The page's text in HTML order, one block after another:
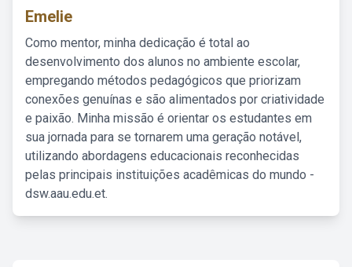
Emelie
Como mentor, minha dedicação é total ao
desenvolvimento dos alunos no ambiente escolar,
empregando métodos pedagógicos que priorizam
conexões genuínas e são alimentados por criatividade
e paixão. Minha missão é orientar os estudantes em
sua jornada para se tornarem uma geração notável,
utilizando abordagens educacionais reconhecidas
pelas principais instituições acadêmicas do mundo -
dsw.aau.edu.et.